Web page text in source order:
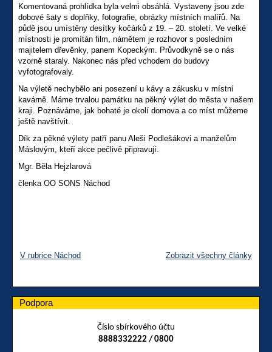
Komentovaná prohlídka byla velmi obsáhlá. Vystaveny jsou zde
dobové šaty s doplňky, fotografie, obrázky místních malířů. Na
půdě jsou umístěny desítky kočárků z 19. – 20. století. Ve velké
místnosti je promítán film, námětem je rozhovor s posledním
majitelem dřevěnky, panem Kopeckým. Průvodkyně se o nás
vzorně staraly. Nakonec nás před vchodem do budovy
vyfotografovaly.
Na výletě nechybělo ani posezení u kávy a zákusku v místní
kavárně. Máme trvalou památku na pěkný výlet do města v našem
kraji. Poznáváme, jak bohaté je okolí domova a co míst můžeme
ještě navštívit.
Dík za pěkné výlety patří panu Aleši Podlešákovi a manželům
Máslovým, kteří akce pečlivě připravují.
Mgr. Běla Hejzlarová
členka OO SONS Náchod
V rubrice Náchod Zobrazit všechny články
Podpora
Číslo sbírkového účtu
8888332222 / 0800